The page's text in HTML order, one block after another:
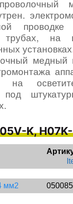
трубах,
медный
K,
мм2